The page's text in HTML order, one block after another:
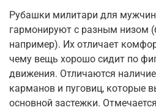
Рубашки милитари для
гармонируют с разным низом
например). Их отличает
чему вещь хорошо сидит по
движения. Отличаются
карманов и пуговиц, которые
основной застежки.